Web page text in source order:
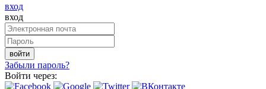
вход
вход
войти
Забыли пароль?
Войти через: